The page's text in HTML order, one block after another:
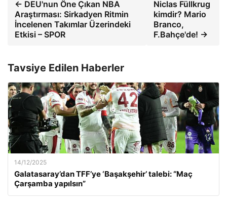
← DEU'nun Öne Çıkan NBA
Araştırması: Sirkadyen Ritmin
İncelenen Takımlar Üzerindeki
Etkisi – SPOR
Niclas Füllkrug
kimdir? Mario
Branco,
F.Bahçe'de! →
Tavsiye Edilen Haberler
14/12/2025
Galatasaray’dan TFF’ye ‘Başakşehir’ talebi: “Maç
Çarşamba yapılsın”